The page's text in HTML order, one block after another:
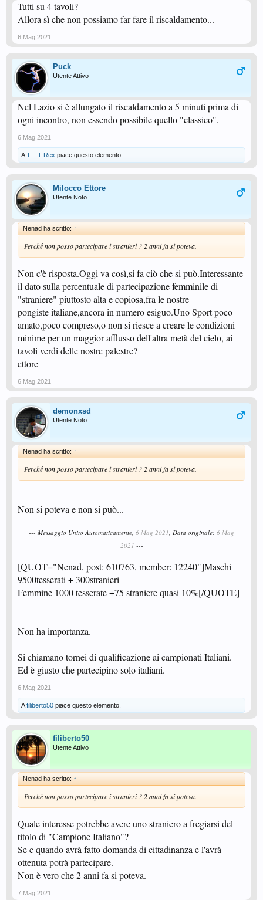
Tutti su 4 tavoli?
Allora sì che non possiamo far fare il riscaldamento...
6 Mag 2021
Puck
Utente Attivo
Nel Lazio si è allungato il riscaldamento a 5 minuti prima di
ogni incontro, non essendo possibile quello "classico".
6 Mag 2021
AT__T-Rex piace questo elemento.
Milocco Ettore
Utente Noto
Nenad ha scritto: ↑
Perché non posso partecipare i stranieri ? 2 anni fa si poteva.
Non c'è risposta.Oggi va così,si fa ciò che si può.Interessante
il dato sulla percentuale di partecipazione femminile di
"straniere" piuttosto alta e copiosa,fra le nostre
pongiste italiane,ancora in numero esiguo.Uno Sport poco
amato,poco compreso,o non si riesce a creare le condizioni
minime per un maggior afflusso dell'altra metà del cielo, ai
tavoli verdi delle nostre palestre?
ettore
6 Mag 2021
demonxsd
Utente Noto
Nenad ha scritto: ↑
Perché non posso partecipare i stranieri ? 2 anni fa si poteva.
Non si poteva e non si può...
--- Messaggio Unito Automaticamente, 6 Mag 2021, Data originale: 6 Mag
2021 ---
[QUOT="Nenad, post: 610763, member: 12240"]Maschi
9500tesserati + 300stranieri
Femmine 1000 tesserate +75 straniere quasi 10%[/QUOTE]
Non ha importanza.
Si chiamano tornei di qualificazione ai campionati Italiani.
Ed è giusto che partecipino solo italiani.
6 Mag 2021
Afiliberto50 piace questo elemento.
filiberto50
Utente Attivo
Nenad ha scritto: ↑
Perché non posso partecipare i stranieri ? 2 anni fa si poteva.
Quale interesse potrebbe avere uno straniero a fregiarsi del
titolo di "Campione Italiano"?
Se e quando avrà fatto domanda di cittadinanza e l'avrà
ottenuta potrà partecipare.
Non è vero che 2 anni fa si poteva.
7 Mag 2021